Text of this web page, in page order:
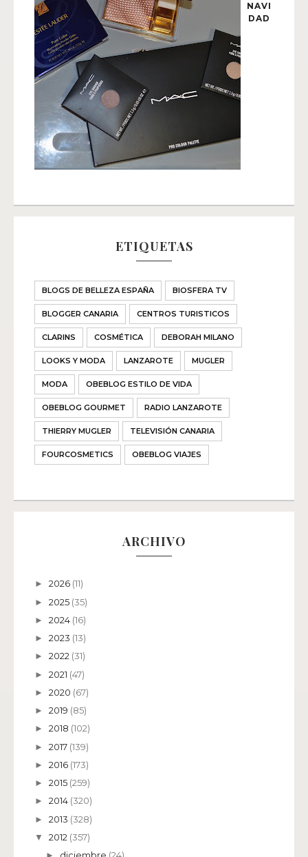
NAVI
DAD
ETIQUETAS
BLOGS DE BELLEZA ESPAÑA BIOSFERA TV
BLOGGER CANARIA CENTROS TURISTICOS
CLARINS COSMÉTICA DEBORAH MILANO
LOOKS Y MODA LANZAROTE MUGLER
MODA OBEBLOG ESTILO DE VIDA
OBEBLOG GOURMET RADIO LANZAROTE
THIERRY MUGLER TELEVISIÓN CANARIA
FOURCOSMETICS OBEBLOG VIAJES
ARCHIVO
► 2026 (11)
► 2025 (35)
► 2024 (16)
► 2023 (13)
► 2022 (31)
► 2021 (47)
► 2020 (67)
► 2019 (85)
► 2018 (102)
► 2017 (139)
► 2016 (173)
► 2015 (259)
► 2014 (320)
► 2013 (328)
▼ 2012 (357)